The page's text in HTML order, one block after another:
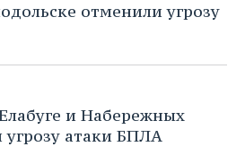
отменили угрозу
и Набережных
атаки БПЛА